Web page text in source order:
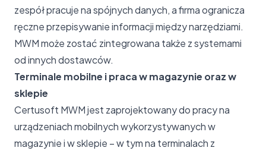
zespół pracuje na spójnych danych, a firma ogranicza
ręczne przepisywanie informacji między narzędziami.
MWM może zostać zintegrowana także z systemami
od innych dostawców.
Terminale mobilne i praca w magazynie oraz w
sklepie
Certusoft MWM jest zaprojektowany do pracy na
urządzeniach mobilnych wykorzystywanych w
magazynie i w sklepie – w tym na terminalach z